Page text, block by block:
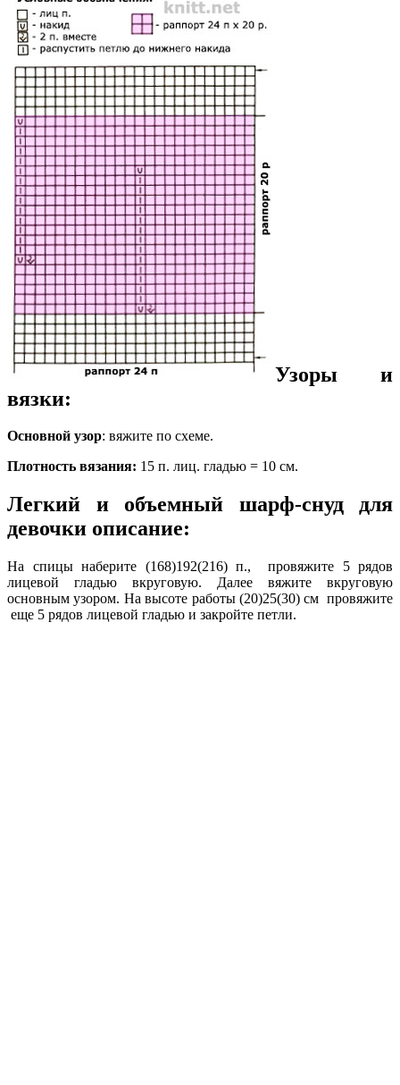
Узоры и
вязки:
Основной узор: вяжите по схеме.
Плотность вязания: 15 п. лиц. гладью = 10 см.
Легкий и объемный шарф-снуд для
девочки описание:
На спицы наберите (168)192(216) п., провяжите 5 рядов
лицевой гладью вкруговую. Далее вяжите вкруговую
основным узором. На высоте работы (20)25(30) см провяжите
еще 5 рядов лицевой гладью и закройте петли.